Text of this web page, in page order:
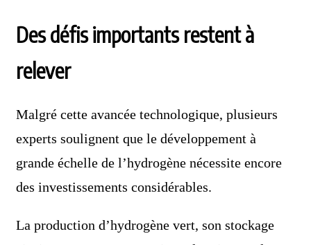
Des défis importants restent à
relever
Malgré cette avancée technologique, plusieurs
experts soulignent que le développement à
grande échelle de l’hydrogène nécessite encore
des investissements considérables.
La production d’hydrogène vert, son stockage